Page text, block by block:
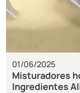
01/06/2025
Misturadores
Ingredientes